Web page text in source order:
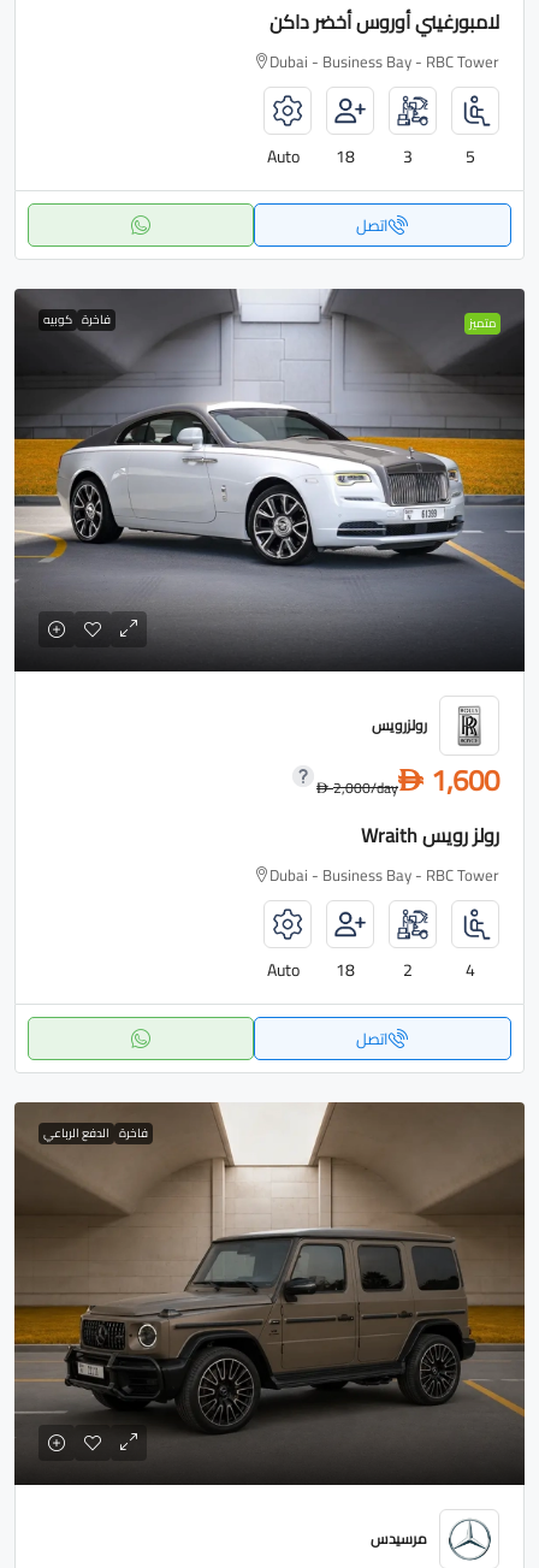
لامبورغيني أوروس أخضر داكن
Dubai - Business Bay - RBC Tower
5
3
18
Auto
اتصل
متميز فاخرة كوبيه
رولزرويس
D 1,600
D2,000/day
رولز رويس Wraith
Dubai - Business Bay - RBC Tower
4
2
18
Auto
اتصل
فاخرة الدفع الرباعي
مرسيدس